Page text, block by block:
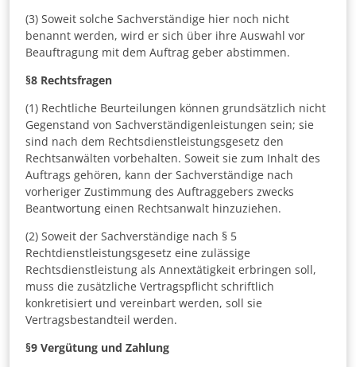
(3) Soweit solche Sachverständige hier noch nicht
benannt werden, wird er sich über ihre Auswahl vor
Beauftragung mit dem Auftrag geber abstimmen.
§8 Rechtsfragen
(1) Rechtliche Beurteilungen können grundsätzlich nicht
Gegenstand von Sachverständigenleistungen sein; sie
sind nach dem Rechtsdienstleistungsgesetz den
Rechtsanwälten vorbehalten. Soweit sie zum Inhalt des
Auftrags gehören, kann der Sachverständige nach
vorheriger Zustimmung des Auftraggebers zwecks
Beantwortung einen Rechtsanwalt hinzuziehen.
(2) Soweit der Sachverständige nach § 5
Rechtdienstleistungsgesetz eine zulässige
Rechtsdienstleistung als Annextätigkeit erbringen soll,
muss die zusätzliche Vertragspflicht schriftlich
konkretisiert und vereinbart werden, soll sie
Vertragsbestandteil werden.
§9 Vergütung und Zahlung